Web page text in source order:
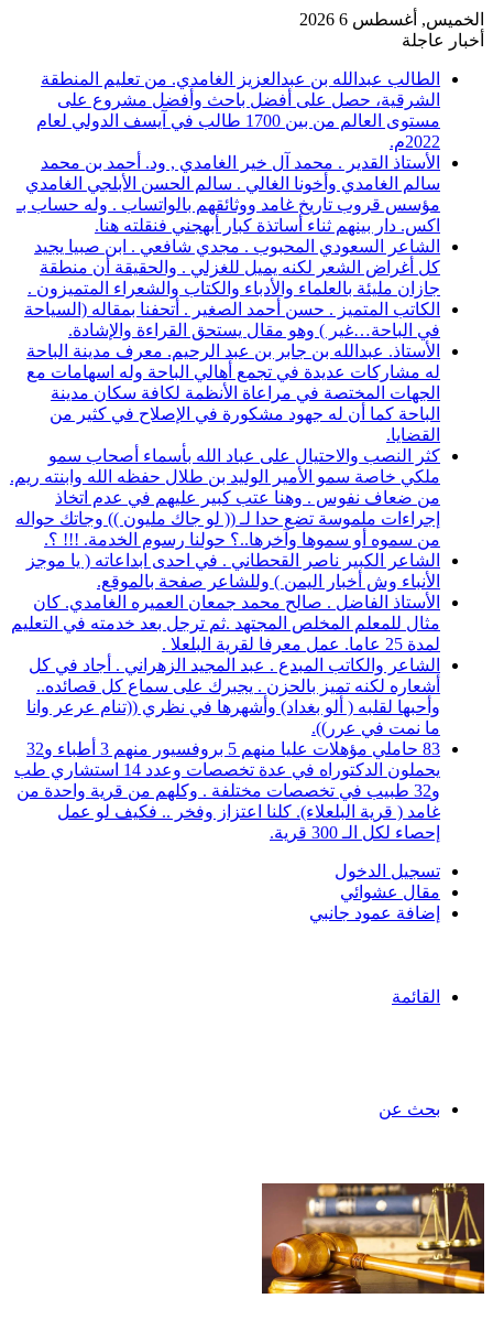
الخميس, أغسطس 6 2026
أخبار عاجلة
الطالب عبدالله بن عبدالعزيز الغامدي. من تعليم المنطقة
الشرقية، حصل على أفضل باحث وأفضل مشروع على
مستوى العالم من بين 1700 طالب في آيسف الدولي لعام
2022م.
الأستاذ القدير . محمد آل خير الغامدي , ود. أحمد بن محمد
سالم الغامدي وأخونا الغالي . سالم الحسن الأبلجي الغامدي
مؤسس قروب تاريخ غامد ووثائقهم بالواتساب . وله حساب بـ
اكس. دار بينهم ثناء أساتذة كبار أبهجني فنقلته هنا.
الشاعر السعودي المحبوب . مجدي شافعي . ابن صبيا يجيد
كل أغراض الشعر لكنه يميل للغزلي . والحقيقة أن منطقة
جازان مليئة بالعلماء والأدباء والكتاب والشعراء المتميزون .
الكاتب المتميز . حسن أحمد الصغير . أتحفنا بمقاله (السياحة
في الباحة…غير ) وهو مقال يستحق القراءة والإشادة.
الأستاذ. عبدالله بن جابر بن عبد الرحيم. معرف مدينة الباحة
له مشاركات عديدة في تجمع أهالي الباحة وله اسهامات مع
الجهات المختصة في مراعاة الأنظمة لكافة سكان مدينة
الباحة كما أن له جهود مشكورة في الإصلاح في كثير من
القضايا.
كثر النصب والاحتيال على عباد الله بأسماء أصحاب سمو
ملكي خاصة سمو الأمير الوليد بن طلال حفظه الله وابنته ريم.
من ضعاف نفوس . وهنا عتب كبير عليهم في عدم اتخاذ
إجراءات ملموسة تضع حدا لـ (( لو جاك مليون )) وجاتك حواله
من سموه أو سموها وآخرها..؟ حولنا رسوم الخدمة. !!! ؟.
الشاعر الكبير ناصر القحطاني . في احدى ابداعاته ( يا موجز
الأنباء وش أخبار اليمن ) وللشاعر صفحة بالموقع.
الأستاذ الفاضل . صالح محمد جمعان العميره الغامدي. كان
مثال للمعلم المخلص المجتهد .ثم ترجل بعد خدمته في التعليم
لمدة 25 عاما. عمل معرفا لقرية البلعلا .
الشاعر والكاتب المبدع . عبد المجيد الزهراني . أجاد في كل
أشعاره لكنه تميز بالحزن . يجبرك على سماع كل قصائده..
وأحبها لقلبه ( ألو بغداد) وأشهرها في نظري ((تنام عرعر وانا
ما نمت في عرر)).
83 حاملي مؤهلات عليا منهم 5 بروفسيور منهم 3 أطباء و32
يحملون الدكتوراه في عدة تخصصات وعدد 14 استشاري طب
و32 طبيب في تخصصات مختلفة . وكلهم من قرية واحدة من
غامد ( قرية البلعلاء). كلنا اعتزاز وفخر .. فكيف لو عمل
إحصاء لكل الـ 300 قرية.
تسجيل الدخول
مقال عشوائي
إضافة عمود جانبي
القائمة
بحث عن